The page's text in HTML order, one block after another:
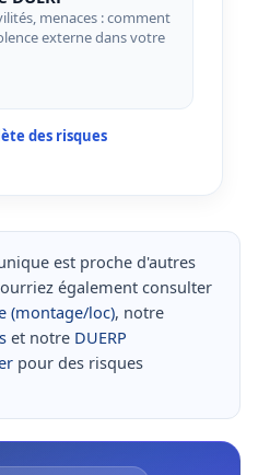
menaces : comment
externe dans votre
des risques
est proche d'autres
également consulter
(montage/loc), notre
et notre DUERP
pour des risques